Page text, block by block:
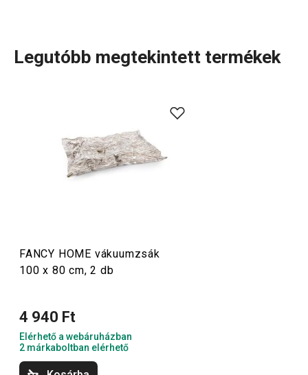
amire szükséged van ahhoz, hogyotthonod
otthonos hely legyen. Legyen szó bár
rendben tartásáhozszükséges tárolódobozokról és
rendszerezőkről vagy avasalás
jó helyen jársz. Az
Háztartás
Háztartási gépek
Tálalás
Legutóbb megtekintett termékek
FANCY HOME vákuumzsák
100 x 80 cm, 2 db
4 940 Ft
Elérhető a webáruházban
2 márkaboltban elérhető